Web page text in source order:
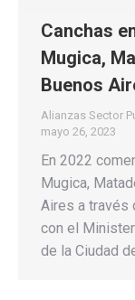
Canchas
Mugica,
Buenos
Alianzas Sector
mayo 26, 2023
En 2022
Mugica,
Aires a través
con el
de la Ciudad